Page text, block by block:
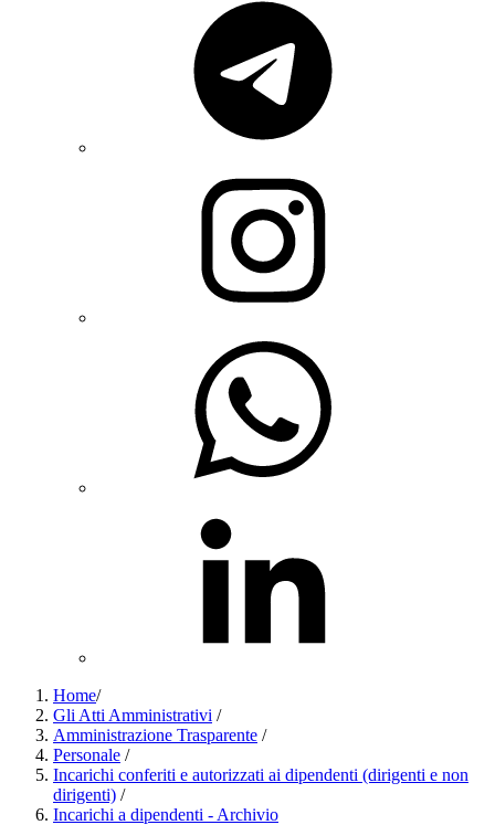
Home/
Gli Atti Amministrativi /
Amministrazione Trasparente /
Personale /
Incarichi conferiti e autorizzati ai dipendenti (dirigenti e non
dirigenti) /
Incarichi a dipendenti - Archivio